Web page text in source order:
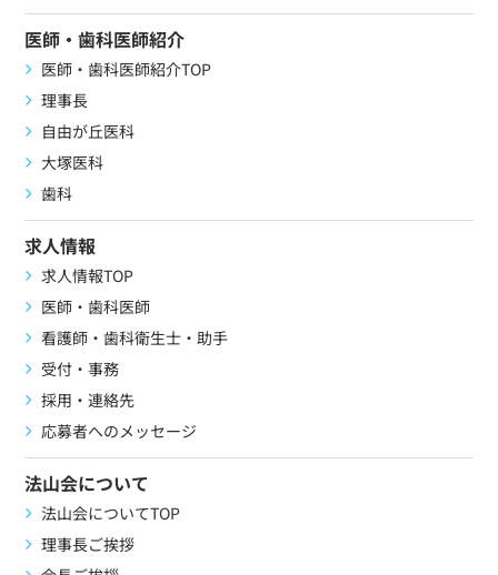
医師・歯科医師紹介
医師・歯科医師紹介TOP
理事長
自由が丘医科
大塚医科
歯科
求人情報
求人情報TOP
医師・歯科医師
看護師・歯科衛生士・助手
受付・事務
採用・連絡先
応募者へのメッセージ
法山会について
法山会についてTOP
理事長ご挨拶